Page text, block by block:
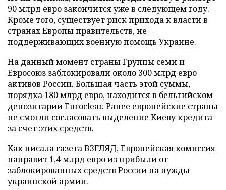
90 млрд евро закончится уже в следующем году.
Кроме того, существует риск прихода к власти в
странах Европы правительств, не
поддерживающих военную помощь Украине.
На данный момент страны Группы семи и
Евросоюз заблокировали около 300 млрд евро
активов России. Большая часть этой суммы,
порядка 180 млрд евро, находится в бельгийском
депозитарии Euroclear. Ранее европейские страны
не смогли согласовать выделение Киеву кредита
за счет этих средств.
Как писала газета ВЗГЛЯД, Европейская комиссия
направит 1,4 млрд евро из прибыли от
заблокированных средств России на нужды
украинской армии.